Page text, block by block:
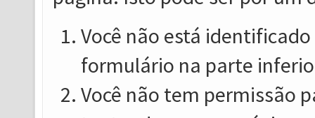
Você não está
formulário na parte
Você não tem permissão